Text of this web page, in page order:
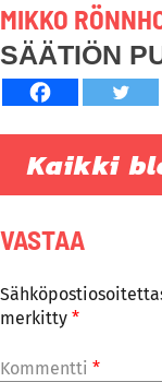
MIKKO
SÄÄTIÖN
Kaikki
VASTAA
merkitty *
Kommentti *